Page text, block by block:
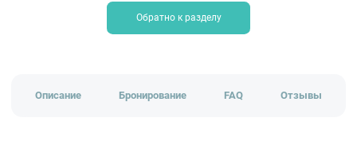
Обратно к разделу
Описание Бронирование FAQ Отзывы